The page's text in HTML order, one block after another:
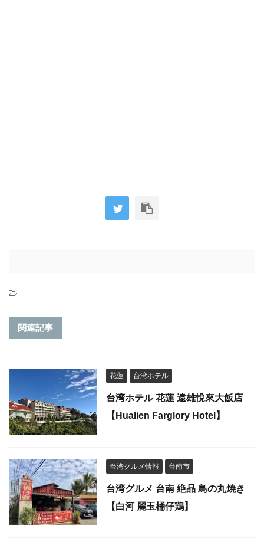
-
関連記事
花蓮 台湾ホテル
台湾ホテル 花蓮 遠雄悅來大飯店
【Hualien Farglory Hotel】
台湾グルメ情報 台南市
台湾グルメ 台南 絶品 鳥の丸焼き
【白河 麗玉桶仔鶏】